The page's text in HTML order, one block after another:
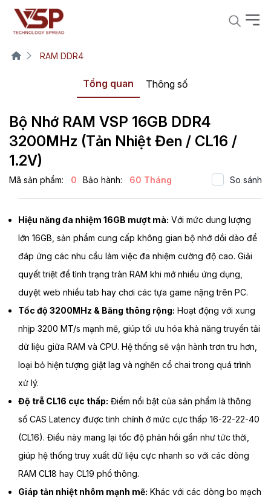
RAM DDR4
Tổng quan Thông số
Bộ Nhớ RAM VSP 16GB DDR4
3200MHz (Tản Nhiệt Đen / CL16 /
1.2V)
Mã sản phẩm: 0 Bảo hành: 60 Tháng So sánh
Hiệu năng đa nhiệm 16GB mượt mà: Với mức dung lượng
lớn 16GB, sản phẩm cung cấp không gian bộ nhớ dồi dào để
đáp ứng các nhu cầu làm việc đa nhiệm cường độ cao. Giải
quyết triệt để tình trạng tràn RAM khi mở nhiều ứng dụng,
duyệt web nhiều tab hay chơi các tựa game nặng trên PC.
Tốc độ 3200MHz & Băng thông rộng: Hoạt động với xung
nhịp 3200 MT/s mạnh mẽ, giúp tối ưu hóa khả năng truyền tải
dữ liệu giữa RAM và CPU. Hệ thống sẽ vận hành trơn tru hơn,
loại bỏ hiện tượng giật lag và nghẽn cổ chai trong quá trình
xử lý.
Độ trễ CL16 cực thấp: Điểm nổi bật của sản phẩm là thông
số CAS Latency được tinh chỉnh ở mức cực thấp 16-22-22-40
(CL16). Điều này mang lại tốc độ phản hồi gần như tức thời,
giúp hệ thống truy xuất dữ liệu cực nhanh so với các dòng
RAM CL18 hay CL19 phổ thông.
Giáp tản nhiệt nhôm mạnh mẽ: Khác với các dòng bo mạch